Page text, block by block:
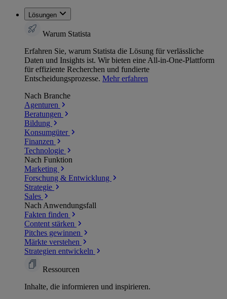
Lösungen
Warum Statista
Erfahren Sie, warum Statista die Lösung für verlässliche
Daten und Insights ist. Wir bieten eine All-in-One-Plattform
für effiziente Recherchen und fundierte
Entscheidungsprozesse. Mehr erfahren
Nach Branche
Agenturen
Beratungen
Bildung
Konsumgüter
Finanzen
Technologie
Nach Funktion
Marketing
Forschung & Entwicklung
Strategie
Sales
Nach Anwendungsfall
Fakten finden
Content stärken
Pitches gewinnen
Märkte verstehen
Strategien entwickeln
Ressourcen
Inhalte, die informieren und inspirieren.